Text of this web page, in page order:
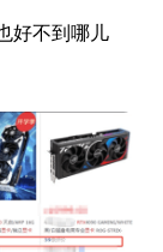
好不到哪儿